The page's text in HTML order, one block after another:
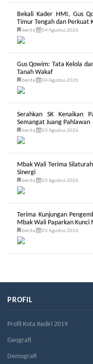
Bekali Kader HMI, Gus
Timur Tengah dan Perkuat
berita 04 Agustus 2026
Gus Qowim: Tata Kelola
Tanah Wakaf
berita 04 Agustus 2026
Serahkan SK Kenaikan
Semangat Juang Pahlawan
berita 03 Agustus 2026
Mbak Wali Terima
Sinergi
berita 03 Agustus 2026
Terima Kunjungan
Mbak Wali Paparkan Kunci
berita 03 Agustus 2026
PROFIL
Profil Kota Kediri 2019
Geografi
Demografi